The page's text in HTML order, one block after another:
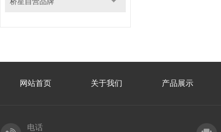
网站首页 关于我们 产品展示
电话